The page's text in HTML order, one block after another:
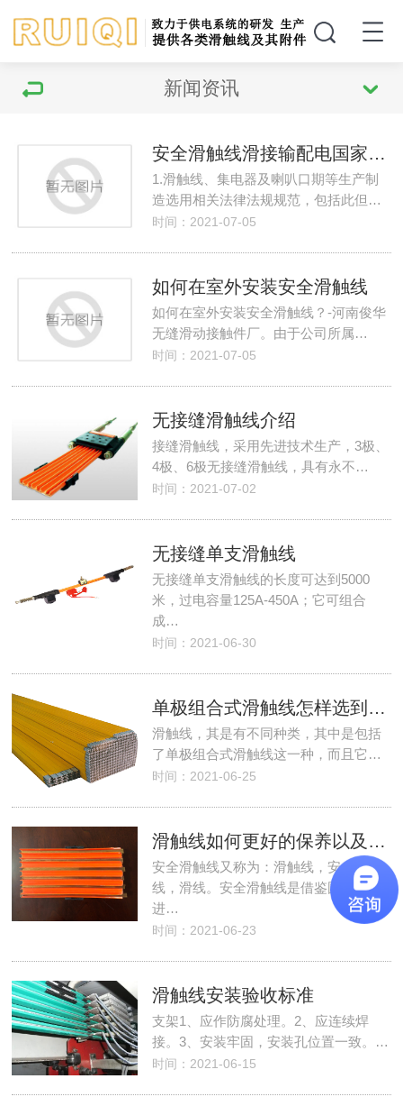
新闻资讯
安全滑触线滑接输配电国家行业标准
1.滑触线、集电器及喇叭口期等生产制
造选用相关法律法规规范，包括此但…
时间：2021-07-05
如何在室外安装安全滑触线
如何在室外安装安全滑触线？-河南俊华
无缝滑动接触件厂。由于公司所属…
时间：2021-07-05
无接缝滑触线介绍
接缝滑触线，采用先进技术生产，3极、
4极、6极无接缝滑触线，具有永不…
时间：2021-07-02
无接缝单支滑触线
无接缝单支滑触线的长度可达到5000
米，过电容量125A-450A；它可组合
成…
时间：2021-06-30
单极组合式滑触线怎样选到质量好的及其特点
滑触线，其是有不同种类，其中是包括
了单极组合式滑触线这一种，而且它…
时间：2021-06-25
滑触线如何更好的保养以及如何进行故障处理
安全滑触线又称为：滑触线，安全滑
线，滑线。安全滑触线是借鉴国外先
进…
时间：2021-06-23
滑触线安装验收标准
支架1、应作防腐处理。2、应连续焊
接。3、安装牢固，安装孔位置一致。…
时间：2021-06-15